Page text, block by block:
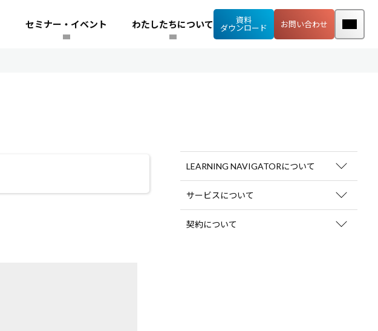
セミナー・イベント わたしたちについて
資料
ダウンロード
お問い合わせ
LEARNING NAVIGATORについて
ログインID・パスワード
サービスについて
会場型研修
モバイルラーニング
アセスメントサービス
契約について